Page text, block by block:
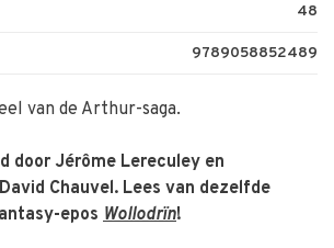
48
9789058852489
van de Arthur-saga.
door Jérôme Lereculey en
Chauvel. Lees van dezelfde
epos Wollodrïn!